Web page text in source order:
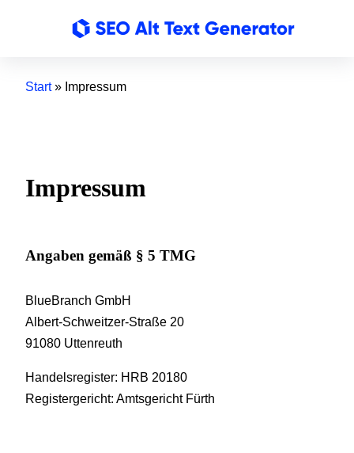
Start» Impressum
Impres­sum
Anga­ben gemäß § 5 TMG
BlueBranch GmbH
Albert-Schweit­zer-Stra­ße 20
91080 Utten­reuth
Han­dels­re­gis­ter: HRB 20180
Regis­ter­ge­richt: Amts­ge­richt Fürth